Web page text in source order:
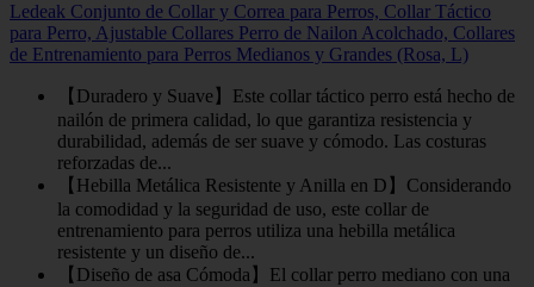
Ledeak Conjunto de Collar y Correa para Perros, Collar Táctico
para Perro, Ajustable Collares Perro de Nailon Acolchado, Collares
de Entrenamiento para Perros Medianos y Grandes (Rosa, L)
【Duradero y Suave】Este collar táctico perro está hecho de
nailón de primera calidad, lo que garantiza resistencia y
durabilidad, además de ser suave y cómodo. Las costuras
reforzadas de...
【Hebilla Metálica Resistente y Anilla en D】Considerando
la comodidad y la seguridad de uso, este collar de
entrenamiento para perros utiliza una hebilla metálica
resistente y un diseño de...
【Diseño de asa Cómoda】El collar perro mediano con una